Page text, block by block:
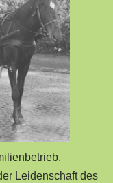
Leidenschaft des